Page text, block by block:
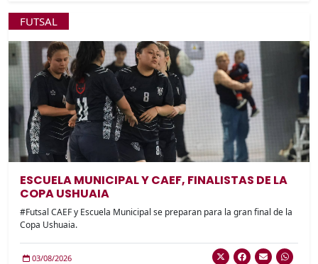
FUTSAL
ESCUELA MUNICIPAL Y CAEF, FINALISTAS DE LA
COPA USHUAIA
#Futsal CAEF y Escuela Municipal se preparan para la gran final de la
Copa Ushuaia.
03/08/2026